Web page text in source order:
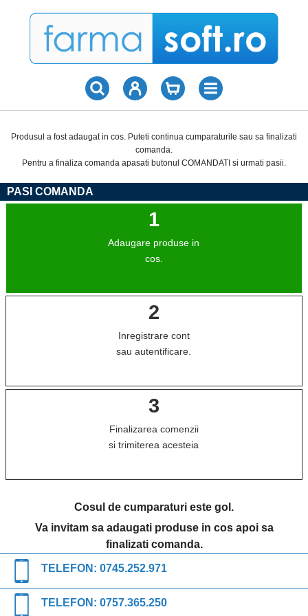
Produsul a fost adaugat in cos. Puteti continua cumparaturile sau sa finalizati
comanda.
Pentru a finaliza comanda apasati butonul COMANDATI si urmati pasii.
PASI COMANDA
1
Adaugare produse in
cos.
2
Inregistrare cont
sau autentificare.
3
Finalizarea comenzii
si trimiterea acesteia
Cosul de cumparaturi este gol.
Va invitam sa adaugati produse in cos apoi sa
finalizati comanda.
TELEFON: 0745.252.971
TELEFON: 0757.365.250